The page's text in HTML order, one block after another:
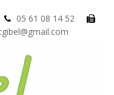
05 61 08 14 52